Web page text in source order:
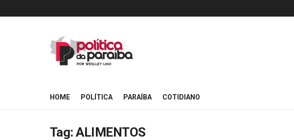
HOME POLÍTICA PARAÍBA COTIDIANO
Tag:ALIMENTOS